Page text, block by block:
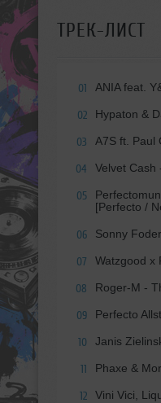
ТРЕК-ЛИСТ
01 ANIA feat.
02 Hypaton &
03 A7S ft. Paul
04 Velvet Cash
05
[Perfecto /
06 Sonny
07 Watzgood x
08 Roger-M -
09 Perfecto
10 Janis
11 Phaxe &
12 Vini Vici,